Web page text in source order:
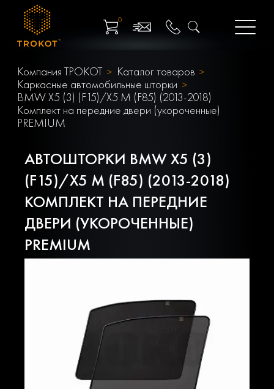
0
Компания ТРОКОТ
Каталог товаров
Каркасные автомобильные шторки
BMW X5 (3) (F15)/X5 M (F85) (2013-2018)
Комплект на передние двери (укороченные)
PREMIUM
АВТОШТОРКИ BMW X5 (3)
(F15)/X5 M (F85) (2013-2018)
КОМПЛЕКТ НА ПЕРЕДНИЕ
ДВЕРИ (УКОРОЧЕННЫЕ)
PREMIUM